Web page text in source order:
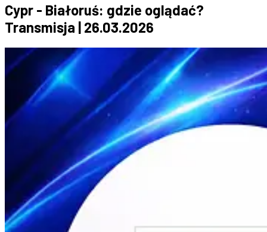
Cypr - Białoruś: gdzie oglądać?
Transmisja | 26.03.2026